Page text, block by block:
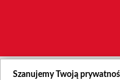
Szanujemy Twoją